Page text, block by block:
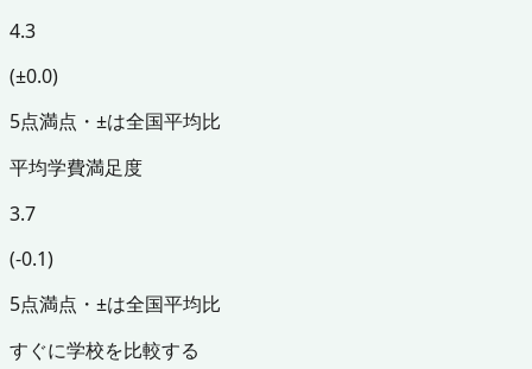
4.3
(±0.0)
5点満点・±は全国平均比
平均学費満足度
3.7
(-0.1)
5点満点・±は全国平均比
すぐに学校を比較する